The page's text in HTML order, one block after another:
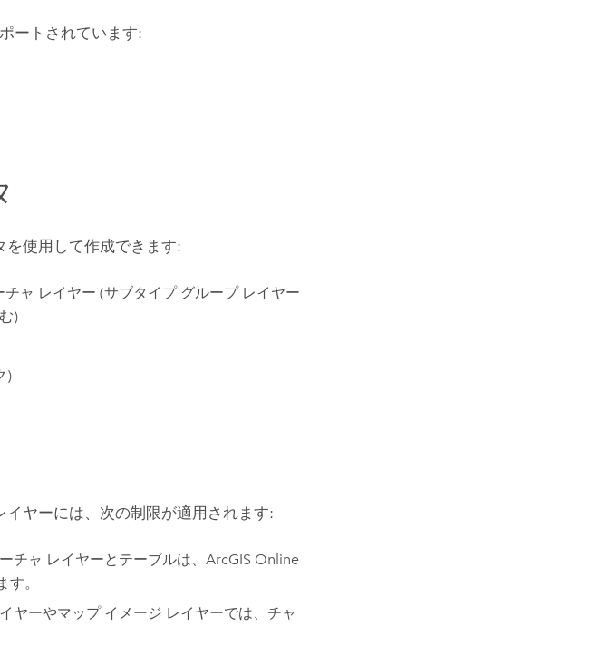
ートされています:
を使用して作成できます:
ャ レイヤー (サブタイプ グループ レイヤー
)
)
ヤーには、次の制限が適用されます:
チャ レイヤーとテーブルは、 ArcGIS Online
。
ヤーやマップ イメージ レイヤーでは、チャ